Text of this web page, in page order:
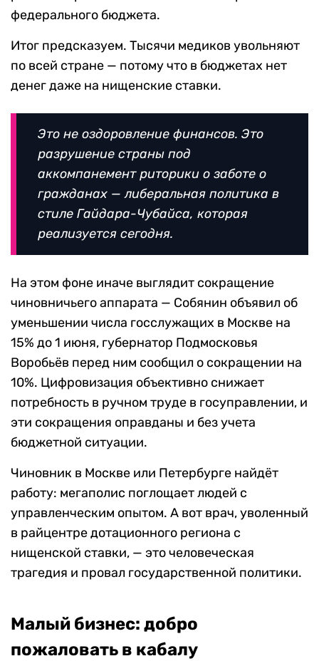
федерального бюджета.
Итог предсказуем. Тысячи медиков увольняют
по всей стране — потому что в бюджетах нет
денег даже на нищенские ставки.
Это не оздоровление финансов. Это
разрушение страны под
аккомпанемент риторики о заботе о
гражданах — либеральная политика в
стиле Гайдара-Чубайса, которая
реализуется сегодня.
На этом фоне иначе выглядит сокращение
чиновничьего аппарата — Собянин объявил об
уменьшении числа госслужащих в Москве на
15% до 1 июня, губернатор Подмосковья
Воробьёв перед ним сообщил о сокращении на
10%. Цифровизация объективно снижает
потребность в ручном труде в госуправлении, и
эти сокращения оправданы и без учета
бюджетной ситуации.
Чиновник в Москве или Петербурге найдёт
работу: мегаполис поглощает людей с
управленческим опытом. А вот врач, уволенный
в райцентре дотационного региона с
нищенской ставки, — это человеческая
трагедия и провал государственной политики.
Малый бизнес: добро
пожаловать в кабалу